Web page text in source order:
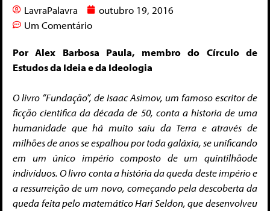
LavraPalavra
outubro 19, 2016
Um Comentário
Por Alex Barbosa Paula, membro do Círculo de
Estudos da Ideia e da Ideologia
O livro “Fundação”, de Isaac Asimov, um famoso escritor de
ficção cientifica da década de 50, conta a historia de uma
humanidade que há muito saiu da Terra e através de
milhões de anos se espalhou por toda galáxia, se unificando
em um único império composto de um quintilhãode
indivíduos. O livro conta a história da queda deste império e
a ressurreição de um novo, começando pela descoberta da
queda feita pelo matemático Hari Seldon, que desenvolveu